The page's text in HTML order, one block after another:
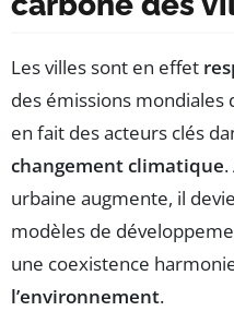
Les villes sont en effet
des émissions mondiales
en fait des acteurs clés
changement climatique
urbaine augmente, il
modèles de
une coexistence
l’environnement.